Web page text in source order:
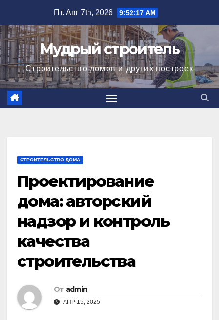
содержимому
Пт. Авг 7th, 2026 9:52:18 AM
Мудрый строитель
Строительство домов и других построек
СТРОИТЕЛЬСТВО ДОМА
Проектирование
дома: авторский
надзор и контроль
качества
строительства
От admin
АПР 15, 2025